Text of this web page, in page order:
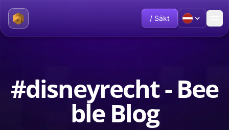
/ Sākt
#disneyrecht - Bee
ble Blog